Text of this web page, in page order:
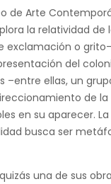
de Arte
la relatividad de
exclamación o
del
ellas, un
de
en su aparecer.
busca ser
una de sus